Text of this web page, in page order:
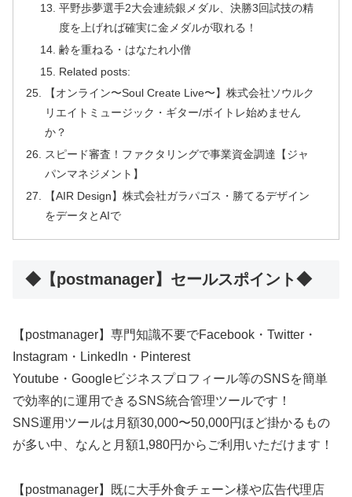
平野歩夢選手2大会連続銀メダル、決勝3回試技の精
度を上げれば確実に金メダルが取れる！
齢を重ねる・はなたれ小僧
Related posts:
【オンライン〜Soul Create Live〜】株式会社ソウルク
リエイトミュージック・ギター/ボイトレ始めません
か？
スピード審査！ファクタリングで事業資金調達【ジャ
パンマネジメント】
【AIR Design】株式会社ガラパゴス・勝てるデザイン
をデータとAIで
◆【postmanager】セールスポイント◆
【postmanager】専門知識不要でFacebook・Twitter・
Instagram・LinkedIn・Pinterest
Youtube・Googleビジネスプロフィール等のSNSを簡単
で効率的に運用できるSNS統合管理ツールです！
SNS運用ツールは月額30,000〜50,000円ほど掛かるもの
が多い中、なんと月額1,980円からご利用いただけます！
【postmanager】既に大手外食チェーン様や広告代理店